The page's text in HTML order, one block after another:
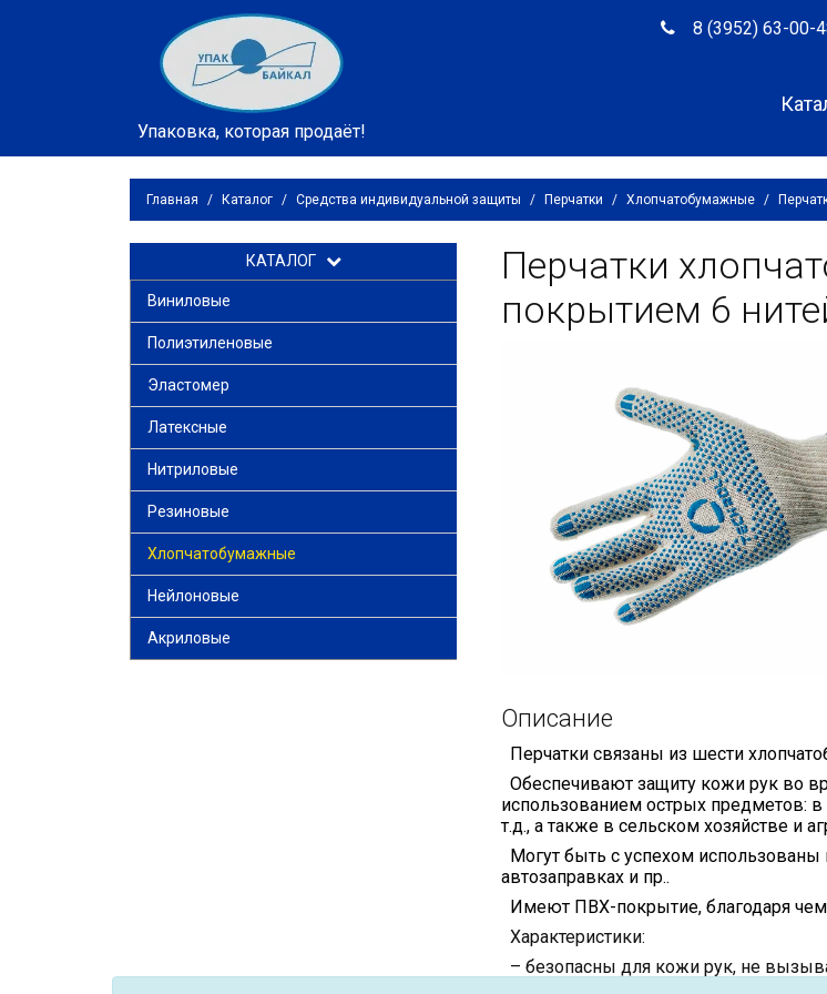
Упаковка, которая продаёт!
8 (3952) 63-00-
Главная / Каталог / Средства индивидуальной защиты / Перчатки / Хлопчатобумажные /
КАТАЛОГ
Виниловые
Полиэтиленовые
Эластомер
Латексные
Нитриловые
Резиновые
Хлопчатобумажные
Нейлоновые
Акриловые
Перчатки
покрытием 6
Описание
Перчатки связаны из шести
Обеспечивают защиту кожи рук во
использованием острых предметов:
т.д., а также в сельском хозяйстве и
Могут быть с успехом использованы
автозаправках и пр..
Имеют ПВХ-покрытие, благодаря
Характеристики:
– безопасны для кожи рук, не